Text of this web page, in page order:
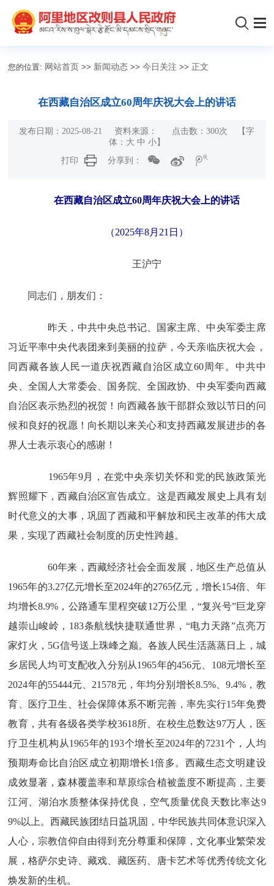
您的位置: 网站首页 >> 新闻动态 >>今日关注 >> 正文
在西藏自治区成立60周年庆祝大会上的讲话
发布日期：2025-08-21 资料来源： 点击数：300次 【字
体： 大 中 小】
打印
分享到：
在西藏自治区成立60周年庆祝大会上的讲话
（2025年8月21日）
王沪宁
同志们，朋友们：
昨天，中共中央总书记、国家主席、中央军委主席
习近平率中央代表团来到美丽的拉萨，今天亲临庆祝大会，
同西藏各族人民一道庆祝西藏自治区成立60周年。中共中
央、全国人大常委会、国务院、全国政协、中央军委向西藏
自治区表示热烈的祝贺！向西藏各族干部群众致以节日的问
候和良好的祝愿！向长期以来关心和支持西藏发展进步的各
界人士表示衷心的感谢！
1965年9月，在党中央亲切关怀和党的民族政策光
辉照耀下，西藏自治区宣告成立。这是西藏发展史上具有划
时代意义的大事，巩固了西藏和平解放和民主改革的伟大成
果，实现了西藏社会制度的历史性跨越。
60年来，西藏经济社会全面发展，地区生产总值从
1965年的3.27亿元增长至2024年的2765亿元，增长154倍、年
均增长8.9%，公路通车里程突破12万公里，“复兴号”巨龙穿
越崇山峻岭，183条航线快捷联通世界，“电力天路”点亮万
家灯火，5G信号送上珠峰之巅。各族人民生活蒸蒸日上，城
乡居民人均可支配收入分别从1965年的456元、108元增长至
2024年的55444元、21578元，年均分别增长8.5%、9.4%，教
育、医疗卫生、社会保障体系不断完善，率先实行15年免费
教育，共有各级各类学校3618所、在校生总数达97万人，医
疗卫生机构从1965年的193个增长至2024年的7231个，人均
预期寿命比自治区成立初期增长1倍多。西藏生态文明建设
成效显著，森林覆盖率和草原综合植被盖度不断提高，主要
江河、湖泊水质整体保持优良，空气质量优良天数比率达9
9%以上。西藏民族团结日益巩固，中华民族共同体意识深入
人心，宗教信仰自由得到充分尊重和保障，文化事业繁荣发
展，格萨尔史诗、藏戏、藏医药、唐卡艺术等优秀传统文化
焕发新的生机。